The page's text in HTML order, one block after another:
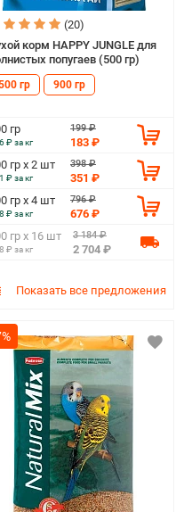
(20)
корм HAPPY JUNGLE для
попугаев (500 гр)
гр 900 гр
гр
₽ за кг
199 ₽
183 ₽
гр х 2 шт
₽ за кг
398 ₽
351 ₽
гр х 4 шт
₽ за кг
796 ₽
676 ₽
гр х 16 шт
₽ за кг
3 184 ₽
2 704 ₽
Показать все предложения